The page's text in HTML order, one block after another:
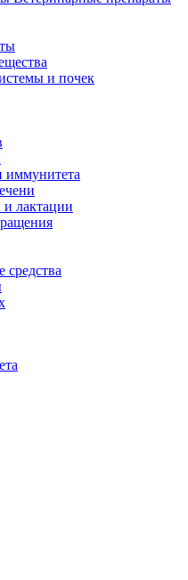
и почек
иммунитета
лактации
средства